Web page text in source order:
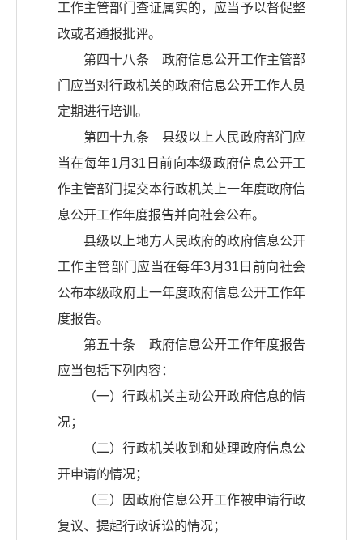
工作主管部门查证属实的，应当予以督促整
改或者通报批评。
第四十八条 政府信息公开工作主管部
门应当对行政机关的政府信息公开工作人员
定期进行培训。
第四十九条 县级以上人民政府部门应
当在每年1月31日前向本级政府信息公开工
作主管部门提交本行政机关上一年度政府信
息公开工作年度报告并向社会公布。
县级以上地方人民政府的政府信息公开
工作主管部门应当在每年3月31日前向社会
公布本级政府上一年度政府信息公开工作年
度报告。
第五十条 政府信息公开工作年度报告
应当包括下列内容：
（一）行政机关主动公开政府信息的情
况；
（二）行政机关收到和处理政府信息公
开申请的情况；
（三）因政府信息公开工作被申请行政
复议、提起行政诉讼的情况；